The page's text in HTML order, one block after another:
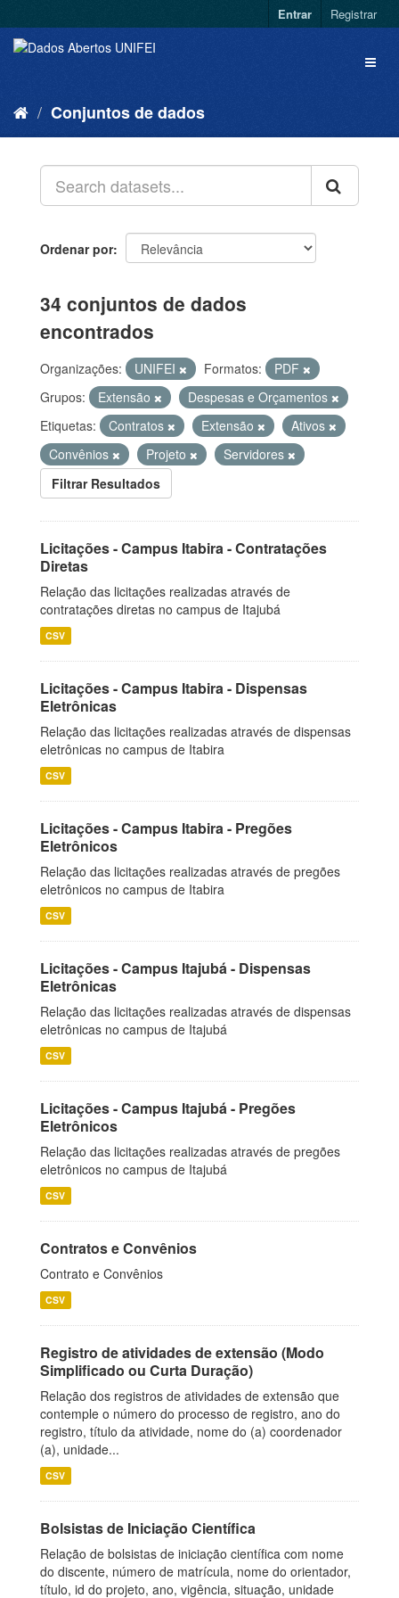
Entrar Registrar
Conjuntos de dados
Ordenar por
34 conjuntos de dados
encontrados
Organizações: UNIFEI Formatos:
PDF
Grupos:
Extensão
Despesas e Orçamentos
Etiquetas:
Contratos Extensão
Ativos
Convênios
Projeto
Servidores
Filtrar Resultados
Licitações - Campus Itabira - Contratações
Diretas
Relação das licitações realizadas através de
contratações diretas no campus de Itajubá
CSV
Licitações - Campus Itabira - Dispensas
Eletrônicas
Relação das licitações realizadas através de dispensas
eletrônicas no campus de Itabira
CSV
Licitações - Campus Itabira - Pregões
Eletrônicos
Relação das licitações realizadas através de pregões
eletrônicos no campus de Itabira
CSV
Licitações - Campus Itajubá - Dispensas
Eletrônicas
Relação das licitações realizadas através de dispensas
eletrônicas no campus de Itajubá
CSV
Licitações - Campus Itajubá - Pregões
Eletrônicos
Relação das licitações realizadas através de pregões
eletrônicos no campus de Itajubá
CSV
Contratos e Convênios
Contrato e Convênios
CSV
Registro de atividades de extensão (Modo
Simplificado ou Curta Duração)
Relação dos registros de atividades de extensão que
contemple o número do processo de registro, ano do
registro, título da atividade, nome do (a) coordenador
(a), unidade...
CSV
Bolsistas de Iniciação Científica
Relação de bolsistas de iniciação científica com nome
do discente, número de matrícula, nome do orientador,
título, id do projeto, ano, vigência, situação, unidade